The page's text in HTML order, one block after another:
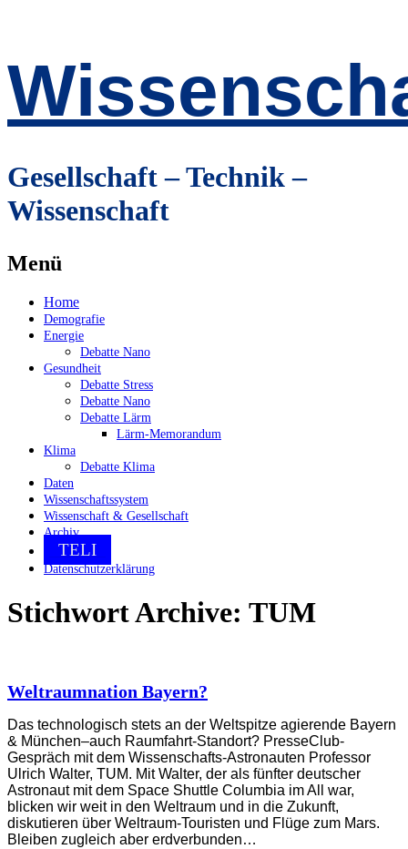
Gesellschaft – Technik –
Wissenschaft
Menü
Zum
Inhalt
springen
Home
Demografie
Energie
Debatte Nano
Gesundheit
Debatte Stress
Debatte Nano
Debatte Lärm
Lärm-Memorandum
Klima
Debatte Klima
Daten
Wissenschaftssystem
Wissenschaft & Gesellschaft
Archiv
TELI
Datenschutzerklärung
Stichwort Archive: TUM
Weltraumnation Bayern?
Das technologisch stets an der Weltspitze agierende Bayern
& München–auch Raumfahrt-Standort? PresseClub-
Gespräch mit dem Wissenschafts-Astronauten Professor
Ulrich Walter, TUM. Mit Walter, der als fünfter deutscher
Astronaut mit dem Space Shuttle Columbia im All war,
blicken wir weit in den Weltraum und in die Zukunft,
diskutieren über Weltraum-Touristen und Flüge zum Mars.
Bleiben zugleich aber erdverbunden…